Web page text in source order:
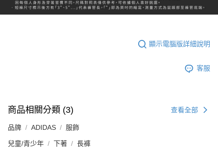
顯示電腦版詳細說明
客服
商品相關分類 (3) 查看全部
品牌 ADIDAS 服飾
兒童/青少年 下著 長褲